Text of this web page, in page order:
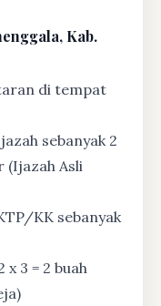
Kab.
di tempat
sebanyak 2
(Ijazah Asli
KK sebanyak
x 3 = 2 buah